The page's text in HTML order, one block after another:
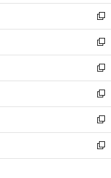
ウ
で
開
く
ン
ド
ウ
で
開
く
ウ
ィ
ン
ド
ウ
で
開
く
し
い
ウ
ィ
ン
ド
ウ
で
開
く
新
し
い
ウ
ィ
ン
ド
ウ
で
開
く
新
し
い
ウ
ィ
ン
ド
ウ
で
開
新
し
い
ウ
ィ
ン
ド
ウ
新
し
い
ウ
ィ
ン
新
し
い
ウ
新
し